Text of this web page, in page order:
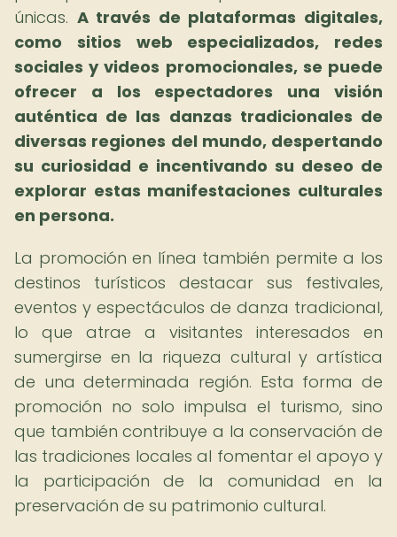
únicas. A través de plataformas digitales,
como sitios web especializados, redes
sociales y videos promocionales, se puede
ofrecer a los espectadores una visión
auténtica de las danzas tradicionales de
diversas regiones del mundo, despertando
su curiosidad e incentivando su deseo de
explorar estas manifestaciones culturales
en persona.
La promoción en línea también permite a los
destinos turísticos destacar sus festivales,
eventos y espectáculos de danza tradicional,
lo que atrae a visitantes interesados en
sumergirse en la riqueza cultural y artística
de una determinada región. Esta forma de
promoción no solo impulsa el turismo, sino
que también contribuye a la conservación de
las tradiciones locales al fomentar el apoyo y
la participación de la comunidad en la
preservación de su patrimonio cultural.